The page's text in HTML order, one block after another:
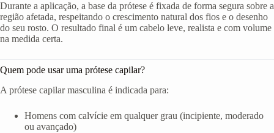
Durante a aplicação, a base da prótese é fixada de forma segura sobre a
região afetada, respeitando o crescimento natural dos fios e o desenho
do seu rosto. O resultado final é um cabelo leve, realista e com volume
na medida certa.
Quem pode usar uma prótese capilar?
A prótese capilar masculina é indicada para:
Homens com calvície em qualquer grau (incipiente, moderado
ou avançado)